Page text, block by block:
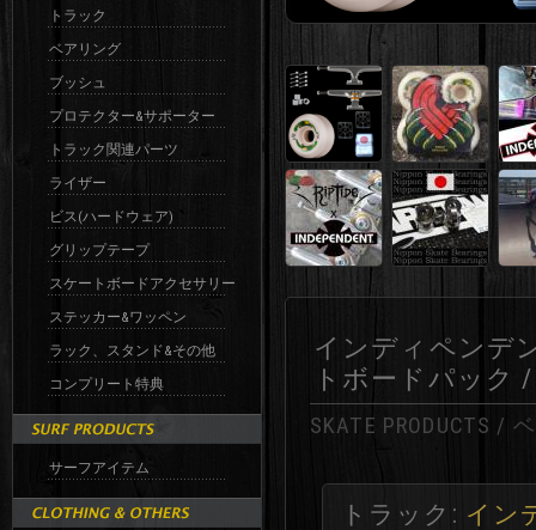
トラック
ベアリング
ブッシュ
プロテクター&サポーター
トラック関連パーツ
ライザー
ビス(ハードウェア)
グリップテープ
スケートボードアクセサリー
ステッカー&ワッペン
ラック、スタンド&その他
コンプリート特典
サーフアイテム
インディペンデ
トボードパック /
SKATE PRODUCTS /
トラック: イン